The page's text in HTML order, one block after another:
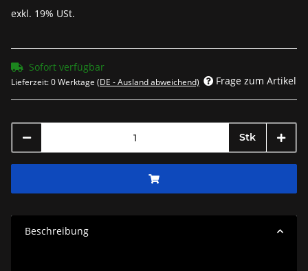
exkl. 19% USt.
Sofort verfügbar
Lieferzeit:0 Werktage (DE - Ausland abweichend) Frage zum Artikel
Stk
Beschreibung